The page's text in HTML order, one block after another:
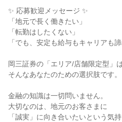
✨ 応募歓迎メッセージ ✨
「地元で長く働きたい」
「転勤はしたくない」
「でも、安定も給与もキャリアも諦
岡三証券の「エリア/店舗限定型」は
そんなあなたのための選択肢です。
金融の知識は一切問いません。
大切なのは、地元のお客さまに
「誠実」に向き合いたいという気持